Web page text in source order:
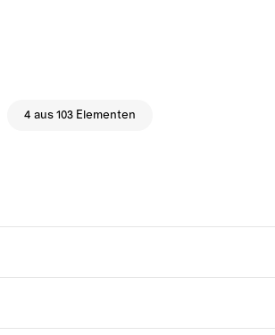
4 aus 103 Elementen